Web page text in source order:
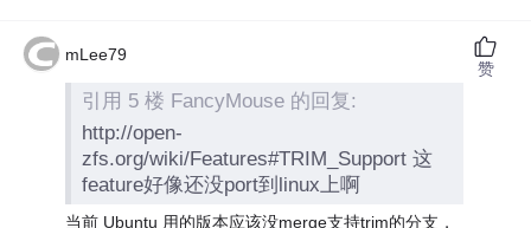
mLee79
引用 5 楼 FancyMouse 的回复:
http://open-
zfs.org/wiki/Features#TRIM_Support 这
feature好像还没port到linux上啊
当前 Ubuntu 用的版本应该没merge支持trim的分支，
赞